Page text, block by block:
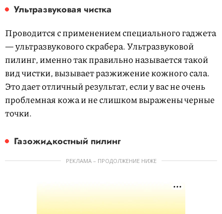
Ультразвуковая чистка
Проводится с применением специального гаджета
— ультразвукового скрабера. Ультразвуковой
пилинг, именно так правильно называется такой
вид чистки, вызывает разжижение кожного сала.
Это дает отличный результат, если у вас не очень
проблемная кожа и не слишком выражены черные
точки.
Газожидкостный пилинг
РЕКЛАМА – ПРОДОЛЖЕНИЕ НИЖЕ